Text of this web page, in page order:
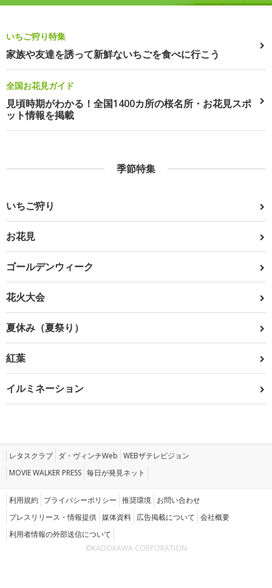
いちご狩り特集
家族や友達を誘って新鮮ないちごを食べに行こう
全国お花見ガイド
見頃時期がわかる！全国1400カ所の桜名所・お花見スポ
ット情報を掲載
季節特集
いちご狩り
お花見
ゴールデンウィーク
花火大会
夏休み（夏祭り）
紅葉
イルミネーション
レタスクラブ ダ・ヴィンチWeb WEBザテレビジョン
MOVIE WALKER PRESS 毎日が発見ネット
利用規約 プライバシーポリシー 推奨環境 お問い合わせ
プレスリリース・情報提供 媒体資料 広告掲載について 会社概要
利用者情報の外部送信について
©KADOKAWA CORPORATION